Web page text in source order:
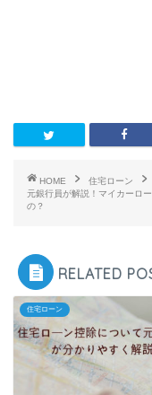
HOME
住宅ローン
元銀行員が解説！マイカーロ
の？
RELATED
住宅ローン